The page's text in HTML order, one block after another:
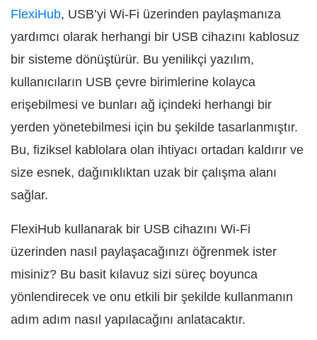
FlexiHub, USB’yi Wi-Fi üzerinden paylaşmanıza
yardımcı olarak herhangi bir USB cihazını kablosuz
bir sisteme dönüştürür. Bu yenilikçi yazılım,
kullanıcıların USB çevre birimlerine kolayca
erişebilmesi ve bunları ağ içindeki herhangi bir
yerden yönetebilmesi için bu şekilde tasarlanmıştır.
Bu, fiziksel kablolara olan ihtiyacı ortadan kaldırır ve
size esnek, dağınıklıktan uzak bir çalışma alanı
sağlar.
FlexiHub kullanarak bir USB cihazını Wi-Fi
üzerinden nasıl paylaşacağınızı öğrenmek ister
misiniz? Bu basit kılavuz sizi süreç boyunca
yönlendirecek ve onu etkili bir şekilde kullanmanın
adım adım nasıl yapılacağını anlatacaktır.